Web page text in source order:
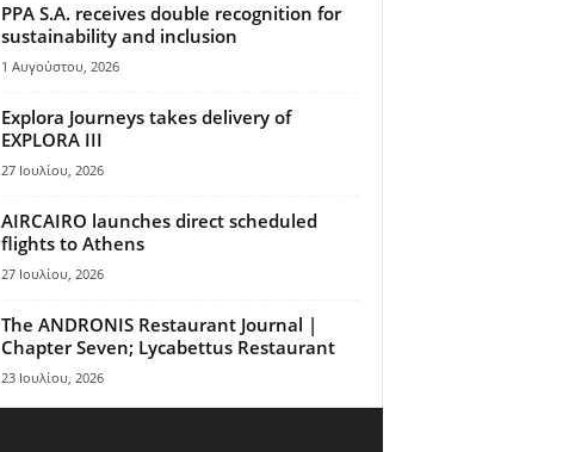
PPA S.A. receives double recognition for
sustainability and inclusion
1 Αυγούστου, 2026
Explora Journeys takes delivery of
EXPLORA III
27 Ιουλίου, 2026
AIRCAIRO launches direct scheduled
flights to Athens
27 Ιουλίου, 2026
The ANDRONIS Restaurant Journal |
Chapter Seven; Lycabettus Restaurant
23 Ιουλίου, 2026